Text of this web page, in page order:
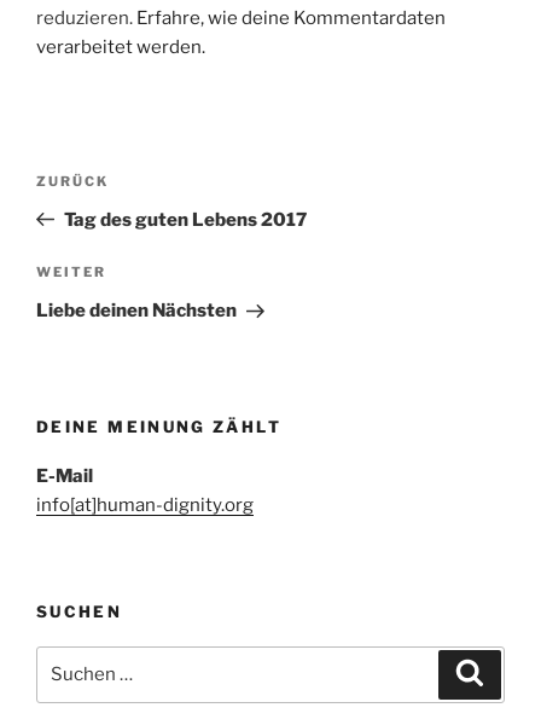
reduzieren. Erfahre, wie deine Kommentardaten
verarbeitet werden.
Beitragsnavigation
Vorheriger
Beitrag
ZURÜCK
Tag des guten Lebens 2017
Nächster
Beitrag
WEITER
Liebe deinen Nächsten
DEINE MEINUNG ZÄHLT
E-Mail
info[at]human-dignity.org
SUCHEN
nach: